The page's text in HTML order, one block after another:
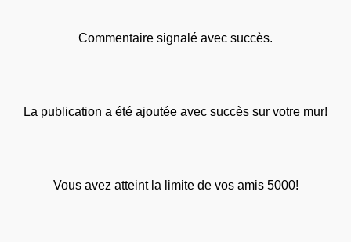
Commentaire signalé avec succès.
La publication a été ajoutée avec succès sur votre mur!
Vous avez atteint la limite de vos amis 5000!